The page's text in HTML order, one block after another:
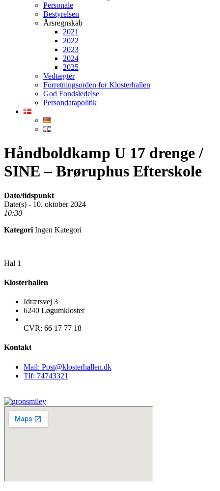
Personale
Bestyrelsen
Årsregnskab
2021
2022
2023
2024
2025
Vedtægter
Forretningsorden for Klosterhallen
God Fondsledelse
Persondatapolitik
Håndboldkamp U 17 drenge /
SINE – Brøruphus Efterskole
Dato/tidspunkt
Date(s) - 10. oktober 2024
10:30
Kategori Ingen Kategori
Hal 1
Klosterhallen
Idrætsvej 3
6240 Løgumkloster
CVR: 66 17 77 18
Kontakt
Mail: Post@klosterhallen.dk
Tlf: 74743321